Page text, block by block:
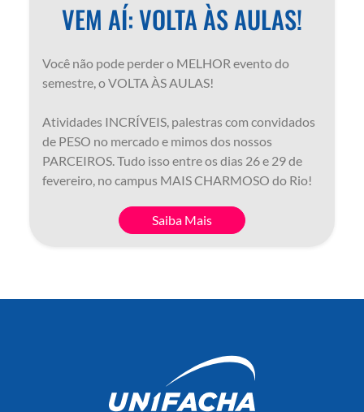
VEM AÍ: VOLTA ÀS AULAS!
Você não pode perder o MELHOR evento do
semestre, o VOLTA ÀS AULAS!
Atividades INCRÍVEIS, palestras com convidados
de PESO no mercado e mimos dos nossos
PARCEIROS. Tudo isso entre os dias 26 e 29 de
fevereiro, no campus MAIS CHARMOSO do Rio!
Saiba Mais